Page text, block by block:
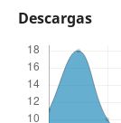
Descargas